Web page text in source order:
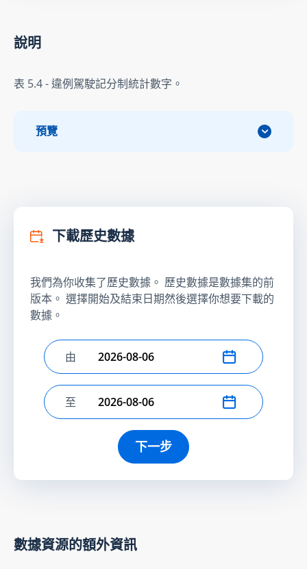
說明
表 5.4 - 違例駕駛記分制統計數字。
預覽
下載歷史數據
我們為你收集了歷史數據。 歷史數據是數據集的前
版本。 選擇開始及結束日期然後選擇你想要下載的
數據。
選擇開始日期
由
選擇結束日期
至
下一步
數據資源的額外資訊